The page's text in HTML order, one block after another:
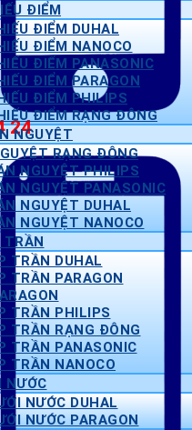
24
ĐIỂM
ĐIỂM DUHAL
ĐIỂM NANOCO
ĐIỂM PANASONIC
ĐIỂM PARAGON
ĐIỂM PHILIPS
ĐIỂM RẠNG ĐÔNG
NGUYỆT
RẠNG ĐÔNG
NGUYỆT PHILIPS
NGUYỆT PANASONIC
NGUYỆT DUHAL
NGUYỆT NANOCO
TRẦN
TRẦN DUHAL
TRẦN PARAGON
TRẦN PHILIPS
TRẦN RẠNG ĐÔNG
TRẦN PANASONIC
TRẦN NANOCO
NƯỚC
NƯỚC DUHAL
NƯỚC PARAGON